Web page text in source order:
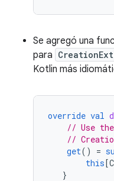
Se agregó una
para
Kotlin más
override val
// Use
//
get() =
this[
}